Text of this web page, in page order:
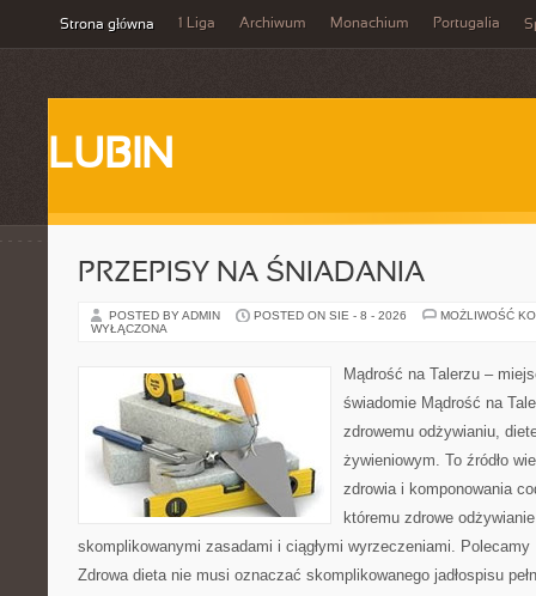
Strona główna 1 Liga Archiwum Monachium Portugalia
LUBIN
PRZEPISY NA ŚNIADANIA
POSTED BY ADMIN POSTED ON SIE - 8 - 2026
MOŻLIWOŚĆ
WYŁĄCZONA
Mądrość na Talerzu –
świadomie Mądrość na
zdrowemu odżywianiu,
żywieniowym. To źródło
zdrowia i komponowania
któremu zdrowe
skomplikowanymi zasadami i ciągłymi wyrzeczeniami.
Zdrowa dieta nie musi oznaczać skomplikowanego jadłospisu